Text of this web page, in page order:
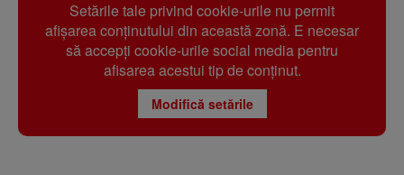
Setările tale privind cookie-urile nu permit
afișarea conținutului din această zonă. E necesar
să accepți cookie-urile social media pentru
afisarea acestui tip de conținut.
Modifică setările